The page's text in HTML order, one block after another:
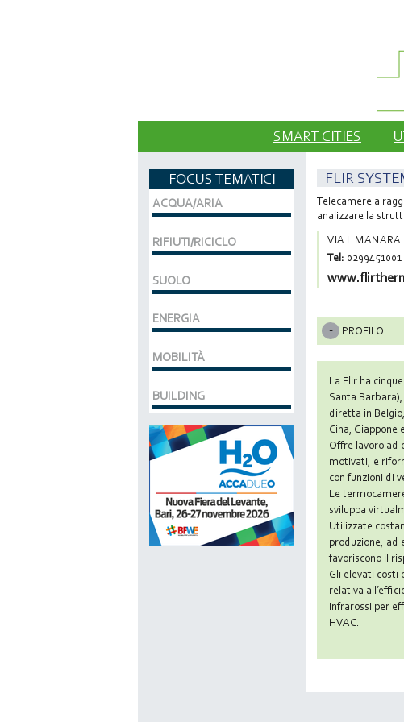
SMART CITIES
FLIR
Telecamere a
analizzare la
VIA L MANARA
Tel: 0299451001
PROFILO
La Flir ha
Santa
diretta in
Cina, Giappone
Offre lavoro ad
motivati, e
con funzioni di
Le
sviluppa
Utilizzate
produzione, ad
favoriscono il
Gli elevati costi
relativa
infrarossi per
HVAC.
FOCUS TEMATICI
ACQUA/ARIA
RIFIUTI/RICICLO
SUOLO
ENERGIA
MOBILITÀ
BUILDING